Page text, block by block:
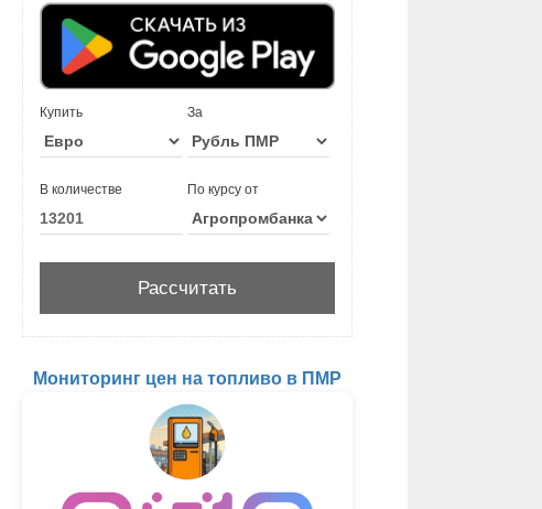
Купить За
В количестве По курсу от
Мониторинг цен на топливо в ПМР